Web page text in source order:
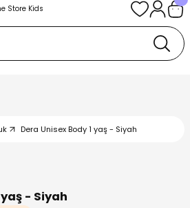
Dera Unisex Body 1 yaş - Siyah
yaş - Siyah